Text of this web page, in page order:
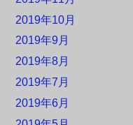
2019年10月
2019年9月
2019年8月
2019年7月
2019年6月